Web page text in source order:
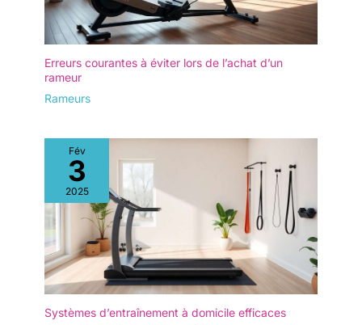
Erreurs courantes à éviter lors de l’achat d’un
rameur
Rameurs
Fév
3
2025
Systèmes d’entraînement à domicile efficaces